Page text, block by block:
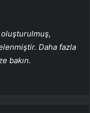
oluşturulmuş,
Daha fazla
bakın.